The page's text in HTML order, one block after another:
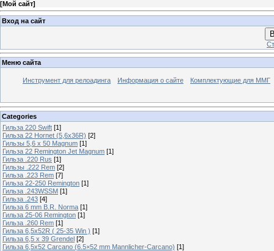
[Мой сайт]
Вход на сайт
Меню сайта
Инструмент для релоадинга Информация о сайте Комплектующие для ММГ
Categories
Гильза 220 Swift [1]
Гильза 22 Hornet (5,6х36R) [2]
Гильзы 5,6 х 50 Magnum [1]
Гильза 22 Remington Jet Magnum [1]
Гильза .220 Rus [1]
Гильзы .222 Rem [2]
Гильза .223 Rem [7]
Гильза 22-250 Remington [1]
Гильза .243WSSM [1]
Гильза .243 [4]
Гильза 6 mm B.R. Norma [1]
Гильза 25-06 Remington [1]
Гильза .260 Rem [1]
Гильза 6,5x52R ( 25-35 Win ) [1]
Гильза 6,5 х 39 Grendel [2]
Гильза 6,5х52 Carcano (6.5×52 mm Mannlicher-Carcano) [1]